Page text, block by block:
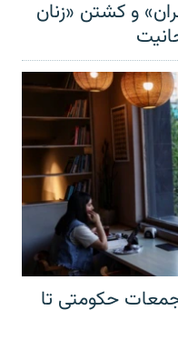
و کشتن «زنان
حکومتی تا